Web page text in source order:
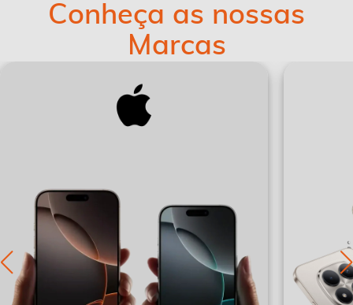
Conheça as nossas
Marcas